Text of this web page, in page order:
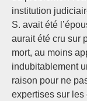
institution
S. avait été
aurait été cru sur
mort, au moins
indubitablement
raison pour ne
expertises sur les